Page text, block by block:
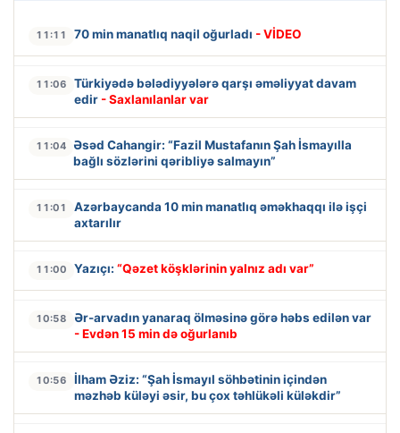
11:11 70 min manatlıq naqil oğurladı - VİDEO
11:06
Türkiyədə bələdiyyələrə qarşı əməliyyat davam
edir - Saxlanılanlar var
11:04
Əsəd Cahangir: “Fazil Mustafanın Şah İsmayılla
bağlı sözlərini qəribliyə salmayın”
11:01
Azərbaycanda 10 min manatlıq əməkhaqqı ilə işçi
axtarılır
11:00 Yazıçı: “Qəzet köşklərinin yalnız adı var”
10:58
Ər-arvadın yanaraq ölməsinə görə həbs edilən var
- Evdən 15 min də oğurlanıb
10:56
İlham Əziz: “Şah İsmayıl söhbətinin içindən
məzhəb küləyi əsir, bu çox təhlükəli küləkdir”